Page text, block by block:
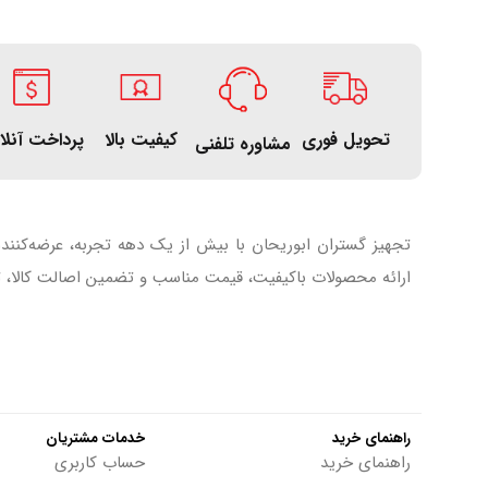
تحویل فوری مشاوره تلفنی کیفیت بالا پرداخت
تجهیز گستران ابوریحان با بیش از یک دهه تجربه،
ارائه محصولات باکیفیت، قیمت مناسب و تضمین اصالت
راهنمای خرید
راهنمای خرید
خدمات مشتریان
حساب کاربری